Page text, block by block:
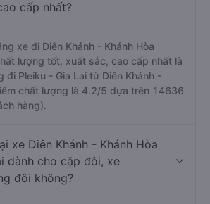
cấp nhất?
xe đi Diên Khánh - Khánh Hòa
lượng tốt, xuất sắc, cao cấp nhất là
đi Pleiku - Gia Lai từ Diên Khánh -
chất lượng là 4.2/5 dựa trên 14636
hàng).
xe Diên Khánh - Khánh Hòa
dành cho cặp đôi, xe
đôi không?